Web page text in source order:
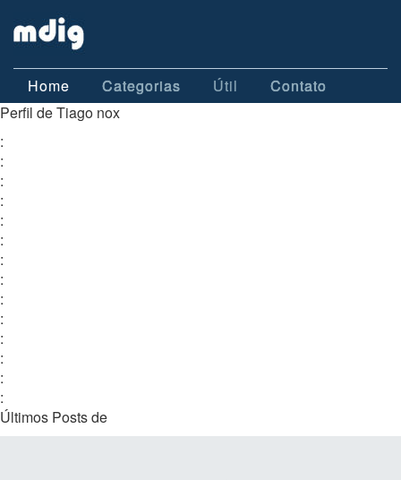
Home Categorias Útil
Contato
Perfil de Tiago nox
:
:
:
:
:
:
:
:
:
:
:
:
:
:
Últimos Posts de